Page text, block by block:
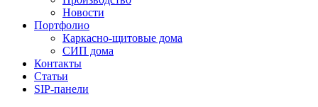
Новости
Портфолио
Каркасно-щитовые дома
СИП дома
Контакты
Статьи
SIP-панели